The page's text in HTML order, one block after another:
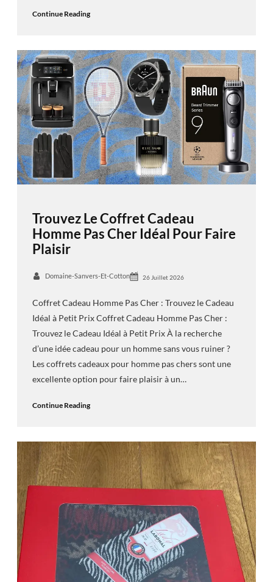
Continue Reading
Trouvez Le Coffret Cadeau
Homme Pas Cher Idéal Pour Faire
Plaisir
Domaine-Sanvers-Et-Cotton 26 Juillet 2026
Coffret Cadeau Homme Pas Cher : Trouvez le Cadeau
Idéal à Petit Prix Coffret Cadeau Homme Pas Cher :
Trouvez le Cadeau Idéal à Petit Prix À la recherche
d’une idée cadeau pour un homme sans vous ruiner ?
Les coffrets cadeaux pour homme pas chers sont une
excellente option pour faire plaisir à un…
Continue Reading